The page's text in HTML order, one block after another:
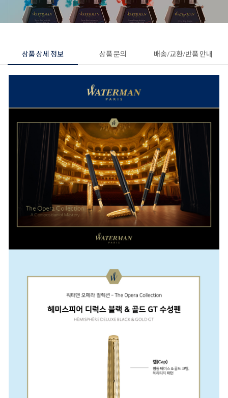
상품 상세 정보 상품 문의 배송/교환/반품 안내